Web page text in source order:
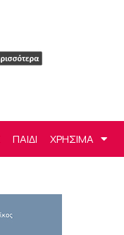
ΠΑΙΔΙ ΧΡΗΣΙΜΑ